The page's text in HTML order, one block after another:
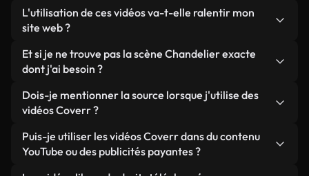
Les deux. Il s'agit d'une bibliothèque hybride
composée de véritables images filmées par des
générées par IA. Chaque vidéo est clairement
identifiée afin que vous sachiez toujours ce que
vous utilisez.
L'utilisation de ces vidéos va-t-elle ralentir mon
site web ?
Sauf si vous choisissez nos versions optimisées.
Nous proposons des formats légers, prêts pour le
ils conservent une qualité élevée tout en
minimisant les temps de chargement et en
améliorant des indicateurs comme le LCP.
Et si je ne trouve pas la scène Chandelier exacte
dont j'ai besoin ?
Vous pouvez en créer une instantanément avec
Coverr AI Studio. Il vous suffit de décrire la scène,
le Studio générera en quelques secondes une vidéo
personnalisée conforme à nos normes de licence.
Dois-je mentionner la source lorsque j'utilise des
vidéos Coverr ?
Aucune attribution n'est requise. Toutes les vidéos
de notre bibliothèque sont libres de droits et
Puis-je utiliser les vidéos Coverr dans du contenu
YouTube ou des publicités payantes ?
Oui. Toutes les séquences vidéo de Coverr peuvent